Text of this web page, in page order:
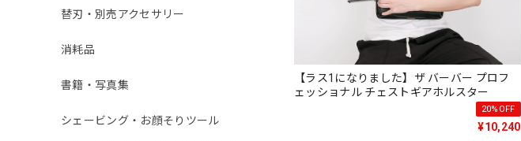
替刃・別売アクセサリー
消耗品
書籍・写真集
シェービング・お顔そりツール
【ラス1になりました】ザ バーバー プロフ
ェッショナル チェストギアホルスター
20%OFF
¥10,240